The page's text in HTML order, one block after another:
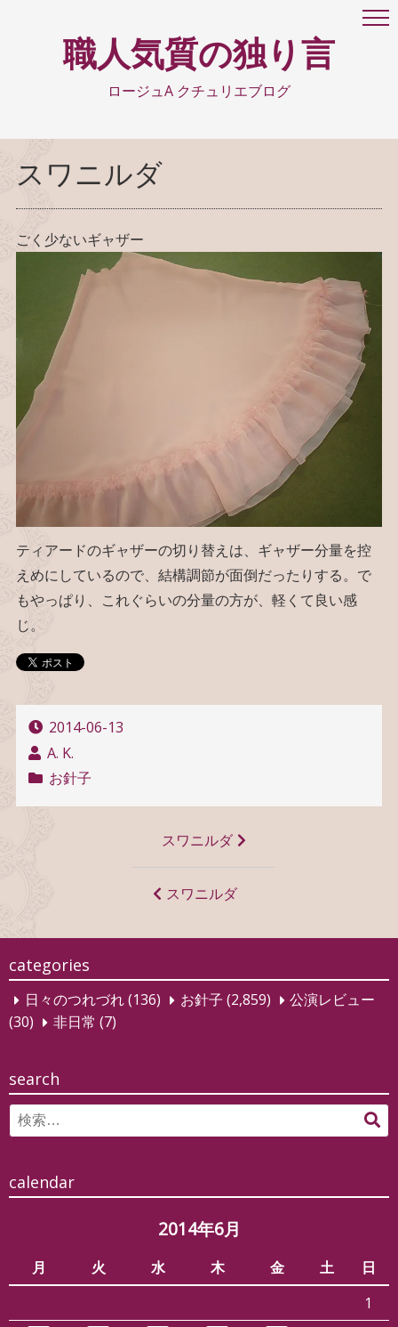
職人気質の独り言
ロージュA クチュリエブログ
スワニルダ
ごく少ないギャザー
ティアードのギャザーの切り替えは、ギャザー分量を控
えめにしているので、結構調節が面倒だったりする。で
もやっぱり、これぐらいの分量の方が、軽くて良い感
じ。
2014-06-13
A. K.
お針子
ゲ
ー
シ
ョ
スワニルダ
スワニルダ
categories
日々のつれづれ(136) お針子 (2,859)
公演レビュー
(30)
非日常 (7)
search
Search
for:
検
calendar
2014年6月
月 火 水 木 金 土
日
1